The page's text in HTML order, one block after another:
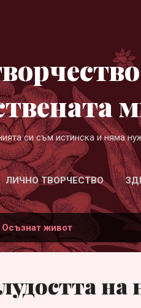
си съм истинска и няма
ЛИЧНО ТВОРЧЕСТВО
Осъзнат живот
на